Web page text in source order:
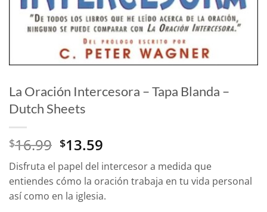
La Oración Intercesora – Tapa Blanda –
Dutch Sheets
$16.99 El
precio
original
era:
$16.99.
$13.59
precio
actual
es:
$13.59.
Disfruta el papel del intercesor a medida que
entiendes cómo la oración trabaja en tu vida personal
así como en la iglesia.